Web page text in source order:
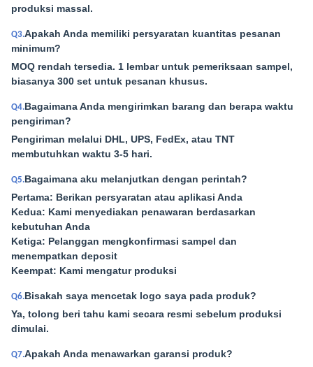
produksi massal.
Q3.Apakah Anda memiliki persyaratan kuantitas pesanan
minimum?
MOQ rendah tersedia. 1 lembar untuk pemeriksaan sampel,
biasanya 300 set untuk pesanan khusus.
Q4.Bagaimana Anda mengirimkan barang dan berapa waktu
pengiriman?
Pengiriman melalui DHL, UPS, FedEx, atau TNT
membutuhkan waktu 3-5 hari.
Q5.Bagaimana aku melanjutkan dengan perintah?
Pertama: Berikan persyaratan atau aplikasi Anda
Kedua: Kami menyediakan penawaran berdasarkan
kebutuhan Anda
Ketiga: Pelanggan mengkonfirmasi sampel dan
menempatkan deposit
Keempat: Kami mengatur produksi
Q6.Bisakah saya mencetak logo saya pada produk?
Ya, tolong beri tahu kami secara resmi sebelum produksi
dimulai.
Q7.Apakah Anda menawarkan garansi produk?